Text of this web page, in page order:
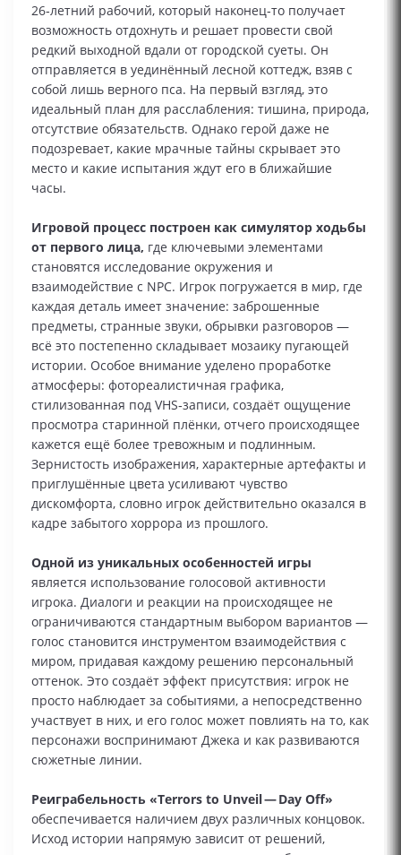
26‑летний рабочий, который наконец‑то получает
возможность отдохнуть и решает провести свой
редкий выходной вдали от городской суеты. Он
отправляется в уединённый лесной коттедж, взяв с
собой лишь верного пса. На первый взгляд, это
идеальный план для расслабления: тишина, природа,
отсутствие обязательств. Однако герой даже не
подозревает, какие мрачные тайны скрывает это
место и какие испытания ждут его в ближайшие
часы.
Игровой процесс построен как симулятор ходьбы
от первого лица, где ключевыми элементами
становятся исследование окружения и
взаимодействие с NPC. Игрок погружается в мир, где
каждая деталь имеет значение: заброшенные
предметы, странные звуки, обрывки разговоров —
всё это постепенно складывает мозаику пугающей
истории. Особое внимание уделено проработке
атмосферы: фотореалистичная графика,
стилизованная под VHS‑записи, создаёт ощущение
просмотра старинной плёнки, отчего происходящее
кажется ещё более тревожным и подлинным.
Зернистость изображения, характерные артефакты и
приглушённые цвета усиливают чувство
дискомфорта, словно игрок действительно оказался в
кадре забытого хоррора из прошлого.
Одной из уникальных особенностей игры
является использование голосовой активности
игрока. Диалоги и реакции на происходящее не
ограничиваются стандартным выбором вариантов —
голос становится инструментом взаимодействия с
миром, придавая каждому решению персональный
оттенок. Это создаёт эффект присутствия: игрок не
просто наблюдает за событиями, а непосредственно
участвует в них, и его голос может повлиять на то, как
персонажи воспринимают Джека и как развиваются
сюжетные линии.
Реиграбельность «Terrors to Unveil — Day Off»
обеспечивается наличием двух различных концовок.
Исход истории напрямую зависит от решений,